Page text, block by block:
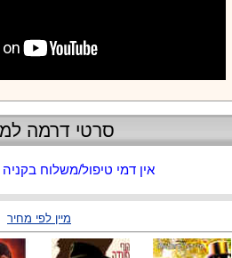
סרטי דרמה
אין דמי טיפול/משלוח בקניה מעל
מיין לפי מחיר